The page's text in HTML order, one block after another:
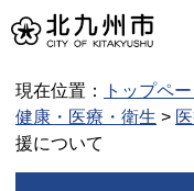
現在位置： トップペ
健康・医療・衛生 >
援について